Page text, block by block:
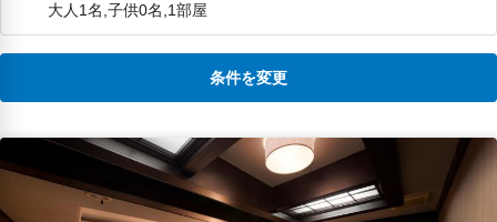
大人1名,子供0名,1部屋
条件を変更